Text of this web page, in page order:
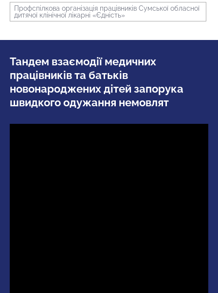
Профспілкова організація працівників Сумської обласної
дитячої клінічної лікарні «Єдність»
Тандем взаємодії медичних
працівників та батьків
новонароджених дітей запорука
швидкого одужання немовлят